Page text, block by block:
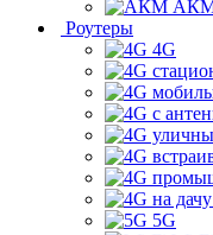
Роутеры
4G
5G